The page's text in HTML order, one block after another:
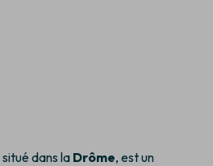
situé dans la Drôme, est un